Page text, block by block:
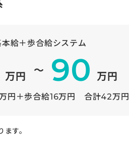
本給＋歩合給システム
万円 ～ 90 万円
円＋歩合給16万円 合計42万円
す。